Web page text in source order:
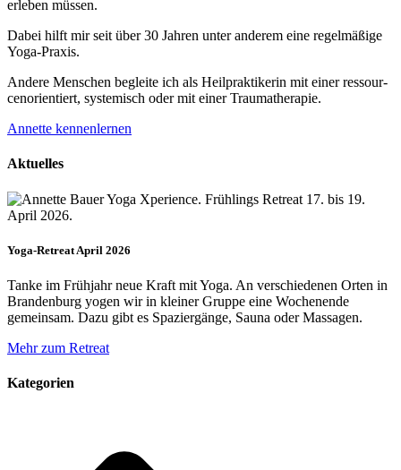
erleben müssen.
Dabei hilft mir seit über 30 Jahren unter anderem eine regelmäßige
Yoga-Praxis.
Andere Menschen begleite ich als Heil­prakti­kerin mit einer ressour­
cenorien­tiert, systemisch oder mit einer Trauma­therapie.
Annette kennenlernen
Aktuelles
Yoga-Retreat April 2026
Tanke im Frühjahr neue Kraft mit Yoga. An verschiedenen Orten in
Brandenburg yogen wir in kleiner Gruppe eine Wochenende
gemeinsam. Dazu gibt es Spaziergänge, Sauna oder Massagen.
Mehr zum Retreat
Kategorien